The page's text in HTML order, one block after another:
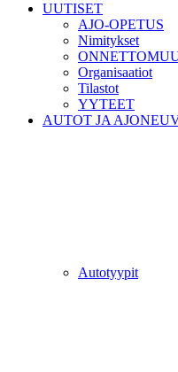
UUTISET
AJO-OPETUS
Nimitykset
Organisaatiot
Tilastot
YYTEET
AUTOT JA
Autotyypit